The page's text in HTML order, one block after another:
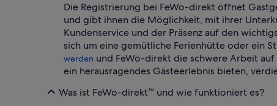
Die Registrierung bei FeWo-direkt öffnet
und gibt ihnen die Möglichkeit, mit ihrer
Kundenservice und der Präsenz auf den
sich um eine gemütliche Ferienhütte oder ein
werden und FeWo-direkt die schwere Arbeit
ein herausragendes Gästeerlebnis bieten,
Was ist FeWo-direkt™ und wie funktioniert es?